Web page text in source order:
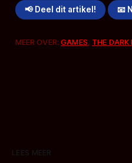
📢 Deel dit artikel! 📧
MEER OVER:GAMES, THE
LEES MEER